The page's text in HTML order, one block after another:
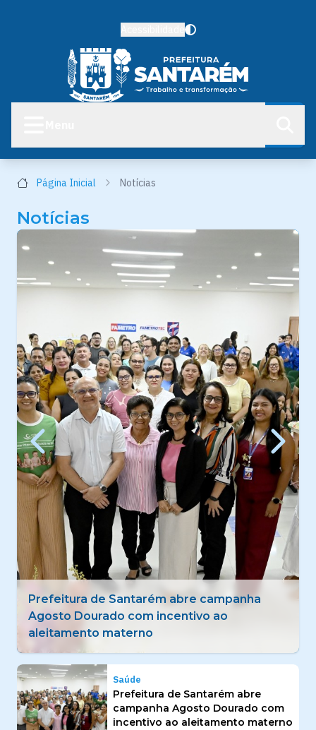
Página Inicial Notícias
Notícias
Quadrilhas tradicionais estreiam 50º Festival
Folclórico de Santarém com foco na
identidade amazônica e na cultura popular
Saúde
Prefeitura de Santarém abre
campanha Agosto Dourado com
incentivo ao aleitamento materno